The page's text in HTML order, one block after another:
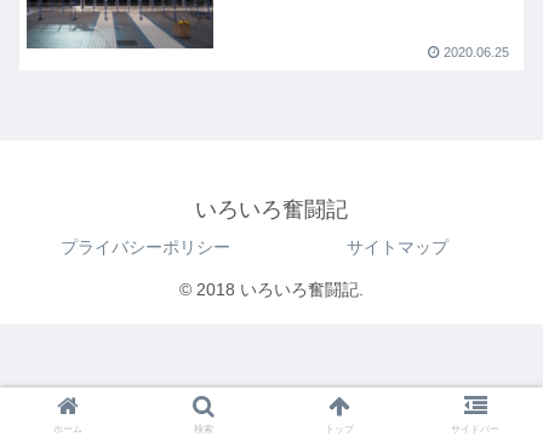
2020.06.25
いろいろ奮闘記
プライバシーポリシー サイトマップ
© 2018 いろいろ奮闘記.
ホーム 検索 トップ サイドバー